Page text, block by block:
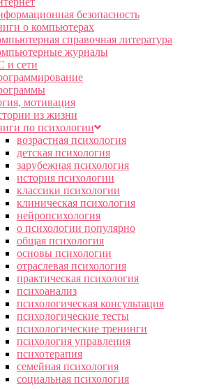
безопасность
о компьютерах
справочная литература
журналы
и сети
мотивация
из жизни
по психологии
возрастная психология
детская психология
зарубежная психология
история психологии
классики психологии
клиническая психология
нейропсихология
о психологии популярно
общая психология
основы психологии
отраслевая психология
практическая психология
психоанализ
психологическая консультация
психологические тесты
психологические тренинги
психология управления
психотерапия
семейная психология
социальная психология